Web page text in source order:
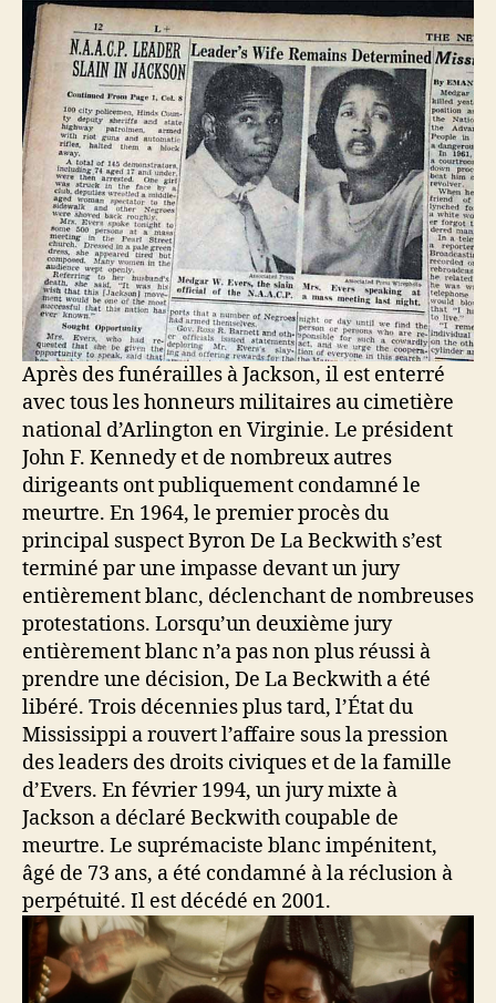
Après des funérailles à Jackson, il est enterré
avec tous les honneurs militaires au cimetière
national d’Arlington en Virginie. Le président
John F. Kennedy et de nombreux autres
dirigeants ont publiquement condamné le
meurtre. En 1964, le premier procès du
principal suspect Byron De La Beckwith s’est
terminé par une impasse devant un jury
entièrement blanc, déclenchant de nombreuses
protestations. Lorsqu’un deuxième jury
entièrement blanc n’a pas non plus réussi à
prendre une décision, De La Beckwith a été
libéré. Trois décennies plus tard, l’État du
Mississippi a rouvert l’affaire sous la pression
des leaders des droits civiques et de la famille
d’Evers. En février 1994, un jury mixte à
Jackson a déclaré Beckwith coupable de
meurtre. Le suprémaciste blanc impénitent,
âgé de 73 ans, a été condamné à la réclusion à
perpétuité. Il est décédé en 2001.